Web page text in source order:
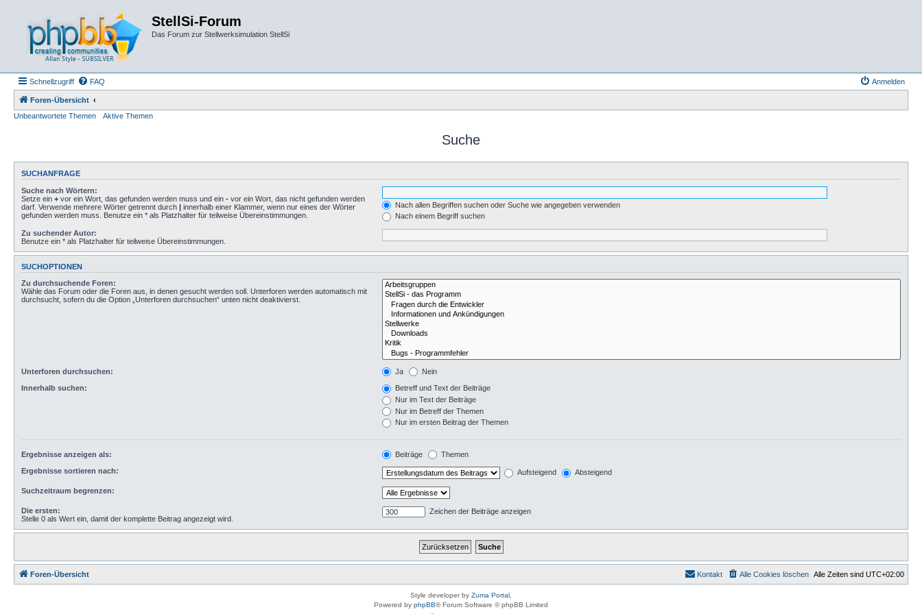
StellSi-Forum
Das Forum zur Stellwerksimulation StellSi
Schnellzugriff FAQ Anmelden
Foren-Übersicht
Unbeantwortete Themen
Aktive Themen
Suche
SUCHANFRAGE
Suche nach Wörtern:
Setze ein + vor ein Wort, das gefunden werden muss und ein - vor ein Wort, das nicht gefunden werden
darf. Verwende mehrere Wörter getrennt durch | innerhalb einer Klammer, wenn nur eines der Wörter
gefunden werden muss. Benutze ein * als Platzhalter für teilweise Übereinstimmungen.
Nach allen Begriffen suchen oder Suche wie angegeben verwenden
Nach einem Begriff suchen
Zu suchender Autor:
Benutze ein * als Platzhalter für teilweise Übereinstimmungen.
SUCHOPTIONEN
Zu durchsuchende Foren:
Wähle das Forum oder die Foren aus, in denen gesucht werden soll. Unterforen werden automatisch mit
durchsucht, sofern du die Option „Unterforen durchsuchen“ unten nicht deaktivierst.
Unterforen durchsuchen: Ja Nein
Innerhalb suchen:
Betreff und Text der Beiträge
Nur im Text der Beiträge
Nur im Betreff der Themen
Nur im ersten Beitrag der Themen
Ergebnisse anzeigen als: Beiträge Themen
Ergebnisse sortieren nach: Aufsteigend Absteigend
Suchzeitraum begrenzen:
Die ersten:
Stelle 0 als Wert ein, damit der komplette Beitrag angezeigt wird.
Zeichen der Beiträge anzeigen
Foren-Übersicht Alle Zeiten sind UTC+02:00
Alle Cookies löschen
Kontakt
Style developer by Zuma Portal ,
Powered by phpBB® Forum Software © phpBB Limited